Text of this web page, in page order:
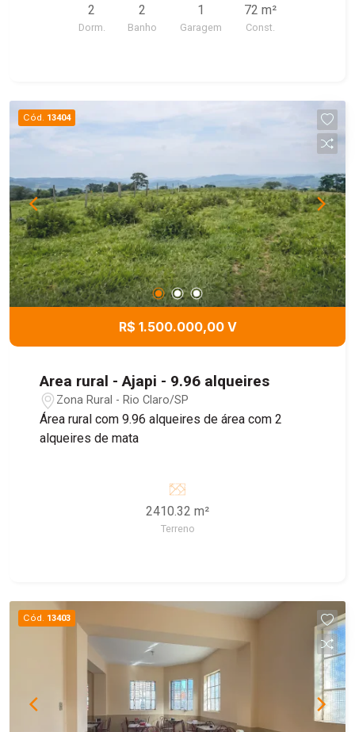
2
Dorm.
2
Banho
1
Garagem
72 m²
Const.
Cód. 13404
R$ 1.500.000,00 V
Area rural - Ajapi - 9.96 alqueires
Zona Rural - Rio Claro/SP
Área rural com 9.96 alqueires de área com 2
alqueires de mata
2410.32 m²
Terreno
Cód. 13403